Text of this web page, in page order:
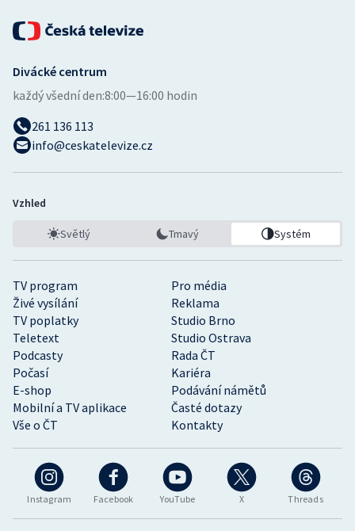
Instagram Facebook YouTube X Threads
TV program
Pro média
Živé vysílání
Reklama
TV poplatky
Studio Brno
Teletext
Studio Ostrava
Podcasty
Rada ČT
Počasí
Kariéra
E-shop
Podávání námětů
Mobilní a TV aplikace
Časté dotazy
Vše o ČT
Kontakty
Divácké centrum
každý všední den:8:00—16:00 hodin
261 136 113
info@ceskatelevize.cz
Vzhled
Světlý Tmavý Systém